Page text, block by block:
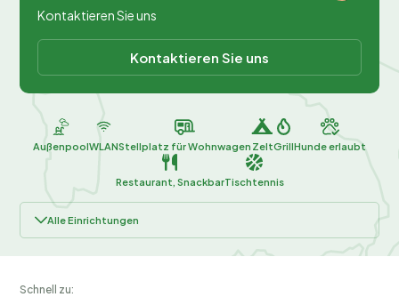
Kontaktieren Sie uns
Kontaktieren Sie uns
AußenpoolWLANStellplatz für Wohnwagen ZeltGrillHunde erlaubt
Restaurant, SnackbarTischtennis
Alle Einrichtungen
Schnell zu: